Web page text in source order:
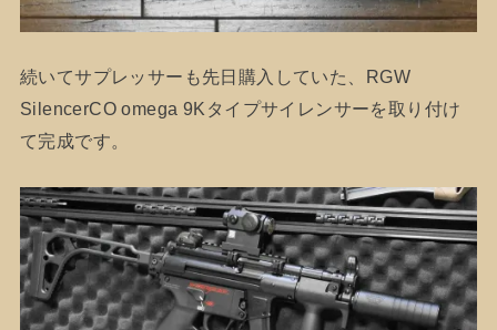
続いてサプレッサーも先日購入していた、RGW
SilencerCO omega 9Kタイプサイレンサーを取り付け
て完成です。